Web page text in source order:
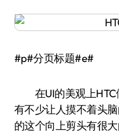
#p#分页标题#e#
在UI的美观上HTC
有不少让人摸不着头
的这个向上剪头有很